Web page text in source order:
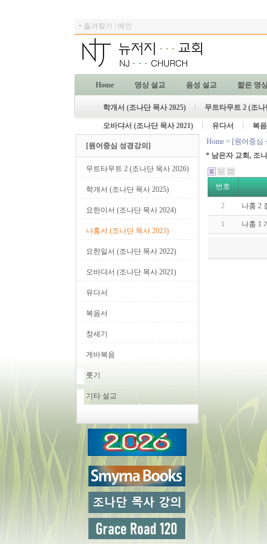
ㆍ 즐겨찾기 메인
Home 영상 설교 음성 설교 짧은 영
학개서 (조나단 목사 2025) 무트타무트 2 (조나
오바댜서 (조나단 목사 2021) 유다서 복
[원어중심 성경강의]
무트타무트 2 (조나단 목사 2026)
학개서 (조나단 목사 2025)
요한이서 (조나단 목사 2024)
나훔서 (조나단 목사 2023)
요한일서 (조나단 목사 2022)
오바댜서 (조나단 목사 2021)
유다서
복음서
창세기
게바복음
룻기
기타 설교
Home > [원어중심
* 남은자 교회, 조
번호
2 나훔 2
1 나훔 1